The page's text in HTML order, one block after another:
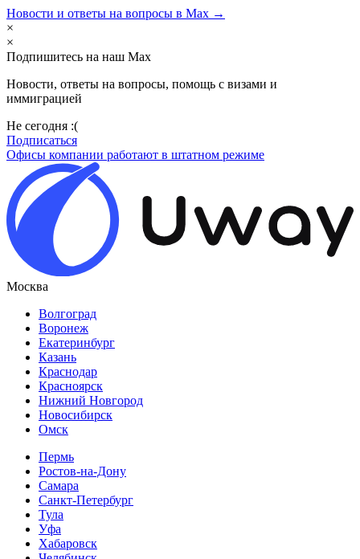
Новости и ответы на вопросы в Max →
×
×
Подпишитесь на наш Max
Новости, ответы на вопросы, помощь с визами и
иммиграцией
Не сегодня :(
Подписаться
Офисы компании работают в штатном режиме
Москва
Волгоград
Воронеж
Екатеринбург
Казань
Краснодар
Красноярск
Нижний Новгород
Новосибирск
Омск
Пермь
Ростов-на-Дону
Самара
Санкт-Петербург
Тула
Уфа
Хабаровск